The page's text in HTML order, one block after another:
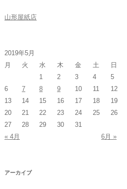
山形屋紙店
2019年5月
月
火 水 木 金 土
日
1
2 3 4
5
6
7 8 9 10 11
12
13
14 15 16 17 18
19
20
21 22 23 24 25
26
27
28 29 30
31
« 4月
6月 »
アーカイブ